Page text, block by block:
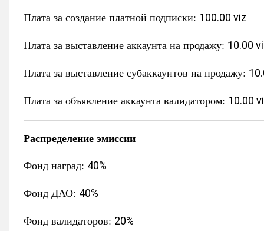
Плата за создание платной подписки: 100.00 viz
Плата за выставление аккаунта на продажу: 10.00
Плата за выставление субаккаунтов на продажу:
Плата за объявление аккаунта валидатором: 10.00
Распределение эмиссии
Фонд наград: 40%
Фонд ДАО: 40%
Фонд валидаторов: 20%